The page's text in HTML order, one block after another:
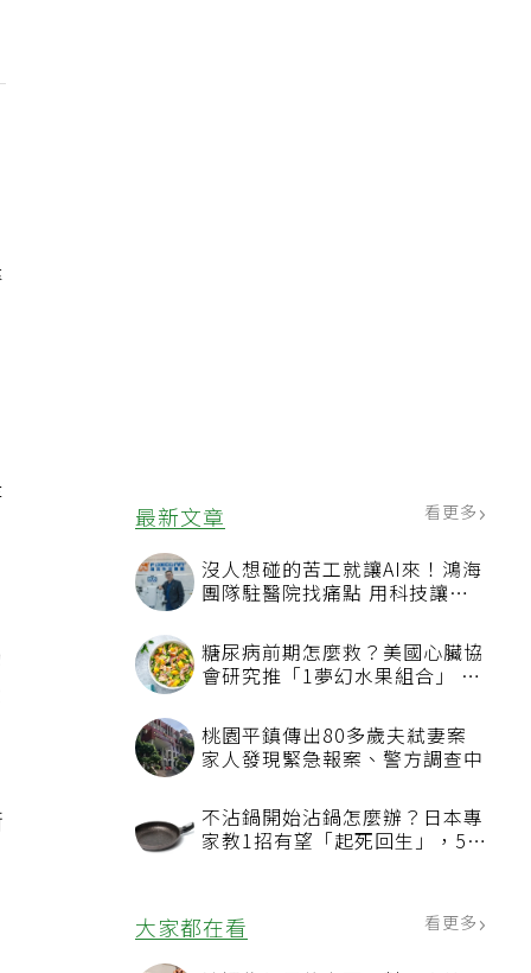
最新文章 看更多
沒人想碰的苦工就讓AI來！鴻海
團隊駐醫院找痛點 用科技讓醫
糖尿病前期怎麼救？美國心臟協
會研究推「1夢幻水果組合」 酪
桃園平鎮傳出80多歲夫弒妻案
家人發現緊急報案、警方調查中
不沾鍋開始沾鍋怎麼辦？日本專
家教1招有望「起死回生」，5情
大家都在看